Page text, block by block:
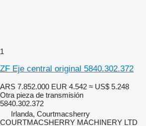
1
ZF Eje central original 5840.302.372
ARS 7.852.000 EUR 4.542 ≈ US$ 5.248
Otra pieza de transmisión
5840.302.372
Irlanda, Courtmacsherry
COURTMACSHERRY MACHINERY LTD